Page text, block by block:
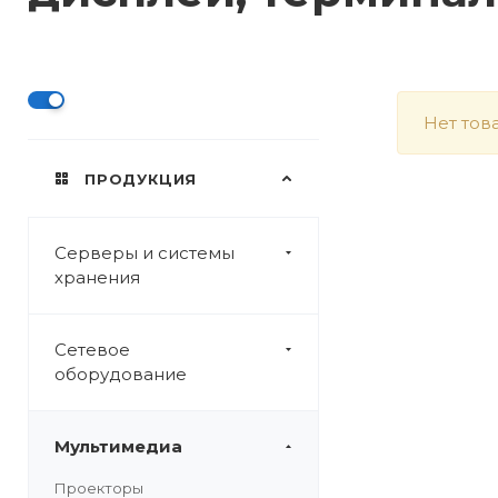
ПРОДУКЦИЯ
Серверы и системы
хранения
Сетевое
оборудование
Мультимедиа
Проекторы
Нет